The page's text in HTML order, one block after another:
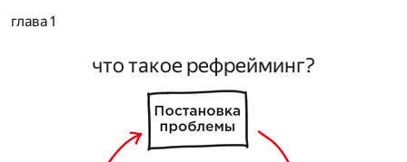
глава 1
что такое рефрейминг?